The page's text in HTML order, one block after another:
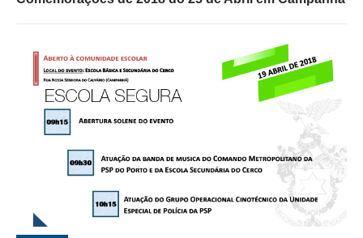
APOIO AOS DESEMPREGADOS
APOIO ÀS EMPRESAS
OFERTAS DE EMPREGO